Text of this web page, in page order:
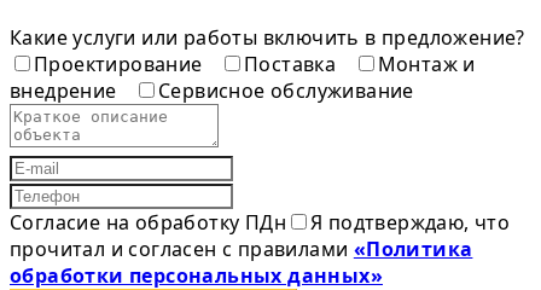
Какие услуги или работы включить в предложение?
Проектирование
Поставка
Монтаж и
внедрение
Сервисное обслуживание
Согласие на обработку ПДн
Я подтверждаю, что
прочитал и согласен с правилами «Политика
обработки персональных данных»